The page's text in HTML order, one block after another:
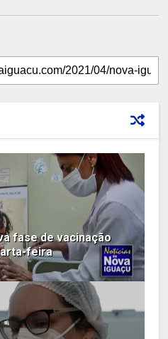
fase de vacinação
feira